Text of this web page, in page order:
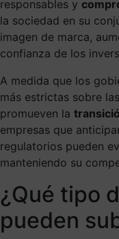
responsables y
la sociedad en su
imagen de marca,
confianza de los
A medida que los
más estrictas sobre
promueven la
empresas que
regulatorios pueden
manteniendo su
¿Qué tipo
pueden